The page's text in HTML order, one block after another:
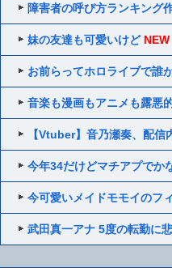
障害者の呼び方ランキング
妹の友達も可愛いけど NEW
お前らってホロライブで誰
音楽も漫画もアニメも露悪
【Vtuber】音乃瀬奏、配信
今年34だけどマチアプでか
今可愛いメイドモモイのフ
武田真一アナ 5度の転勤に